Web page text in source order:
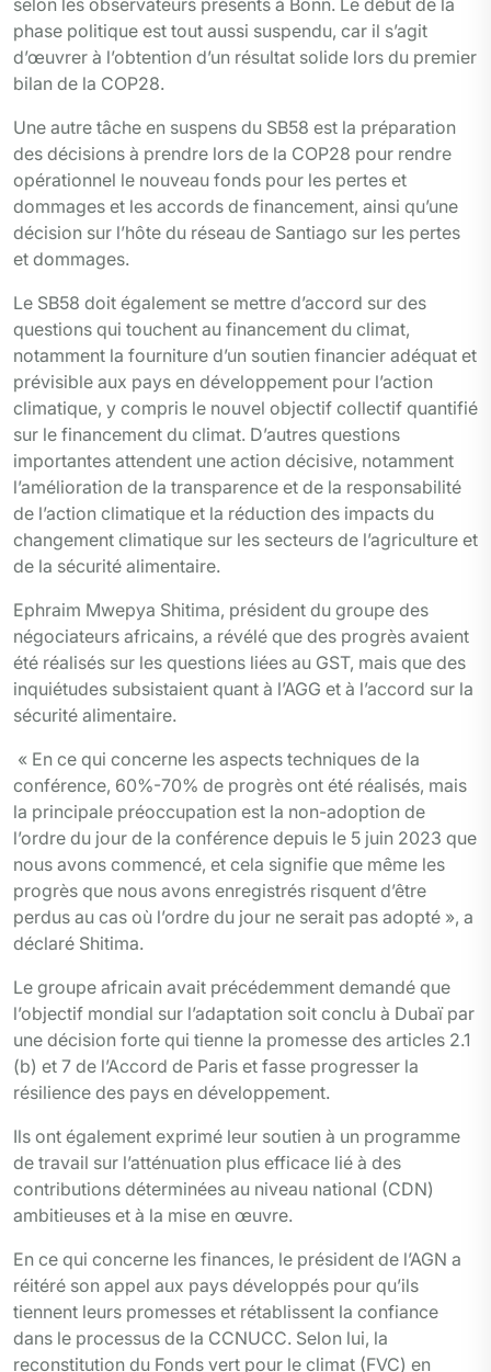
phase politique est tout aussi suspendu, car il s’agit
d’œuvrer à l’obtention d’un résultat solide lors du premier
bilan de la COP28.
Une autre tâche en suspens du SB58 est la préparation
des décisions à prendre lors de la COP28 pour rendre
opérationnel le nouveau fonds pour les pertes et
dommages et les accords de financement, ainsi qu’une
décision sur l’hôte du réseau de Santiago sur les pertes
et dommages.
Le SB58 doit également se mettre d’accord sur des
questions qui touchent au financement du climat,
notamment la fourniture d’un soutien financier adéquat et
prévisible aux pays en développement pour l’action
climatique, y compris le nouvel objectif collectif quantifié
sur le financement du climat. D’autres questions
importantes attendent une action décisive, notamment
l’amélioration de la transparence et de la responsabilité
de l’action climatique et la réduction des impacts du
changement climatique sur les secteurs de l’agriculture et
de la sécurité alimentaire.
Ephraim Mwepya Shitima, président du groupe des
négociateurs africains, a révélé que des progrès avaient
été réalisés sur les questions liées au GST, mais que des
inquiétudes subsistaient quant à l’AGG et à l’accord sur la
sécurité alimentaire.
« En ce qui concerne les aspects techniques de la
conférence, 60%-70% de progrès ont été réalisés, mais
la principale préoccupation est la non-adoption de
l’ordre du jour de la conférence depuis le 5 juin 2023 que
nous avons commencé, et cela signifie que même les
progrès que nous avons enregistrés risquent d’être
perdus au cas où l’ordre du jour ne serait pas adopté », a
déclaré Shitima.
Le groupe africain avait précédemment demandé que
l’objectif mondial sur l’adaptation soit conclu à Dubaï par
une décision forte qui tienne la promesse des articles 2.1
(b) et 7 de l’Accord de Paris et fasse progresser la
résilience des pays en développement.
Ils ont également exprimé leur soutien à un programme
de travail sur l’atténuation plus efficace lié à des
contributions déterminées au niveau national (CDN)
ambitieuses et à la mise en œuvre.
En ce qui concerne les finances, le président de l’AGN a
réitéré son appel aux pays développés pour qu’ils
tiennent leurs promesses et rétablissent la confiance
dans le processus de la CCNUCC. Selon lui, la
reconstitution du Fonds vert pour le climat (FVC) en